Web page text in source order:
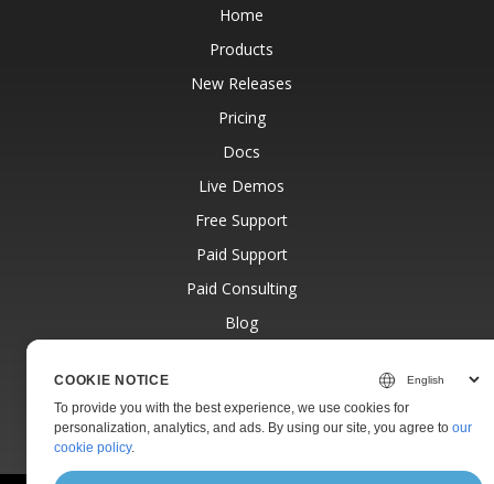
Home
Products
New Releases
Pricing
Docs
Live Demos
Free Support
Paid Support
Paid Consulting
Blog
COOKIE NOTICE
To provide you with the best experience, we use cookies for
personalization, analytics, and ads. By using our site, you agree toour
cookie policy.